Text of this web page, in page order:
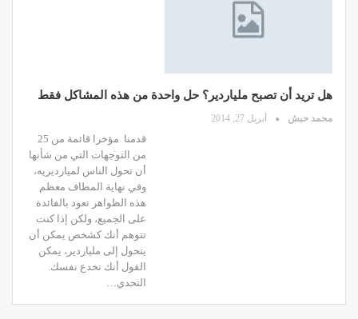
هل تريد أن تصبح ملياردير؟ حل واحدة من هذه المشاكل فقط
محمد حبش أبريل 27, 2014
قدمنا ​​ مؤخرا قائمة من 25
من التوجهات التي من شأنها
أن تحول الناس لميارديريه،
وفي نهاية المطاف معظم
هذه الظواهر تعود بالفائدة
على الجميع، ولكن إذا كنت
تتوهم أنك كشخص يمكن أن
يتحول إلى ملياردير، يمكن
القول أنك تخدع نفسك.
التحدي…